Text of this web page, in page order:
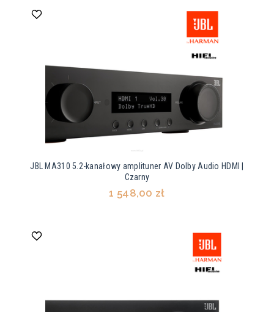
JBL MA310 5.2-kanałowy amplituner AV Dolby Audio HDMI |
Czarny
1 548,00 zł